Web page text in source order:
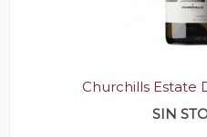
Churchills Estate
SIN